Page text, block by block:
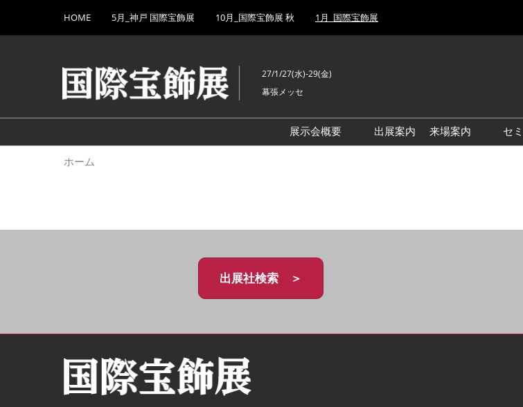
キ
し
て
to
HOME 5月_神戸 国際宝飾展 10月_国際宝飾展 秋 1月_国際宝飾展
27/1/27(水)-29(金)
幕張メッセ
展示会概要
出展案内
来場案内
セ
ホーム
出展社検索 ＞